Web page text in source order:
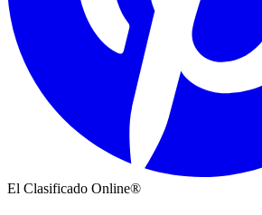
El Clasificado Online®